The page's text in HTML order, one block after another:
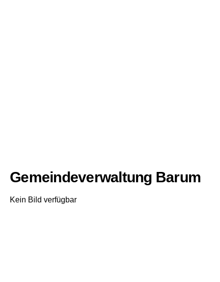
Gemeindeverwaltung Barum
Kein Bild verfügbar